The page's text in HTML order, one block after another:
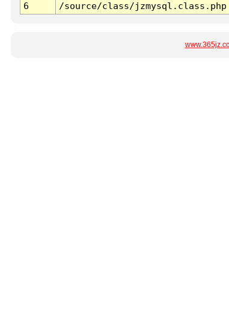
6
/source/class/jzmysql.class.php